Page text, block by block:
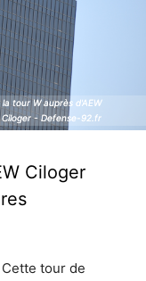
tour W auprès d'AEW
Ciloger - Defense-92.fr
tour W auprès d'AEW
Ciloger - Defense-92.fr
Ciloger
tour de